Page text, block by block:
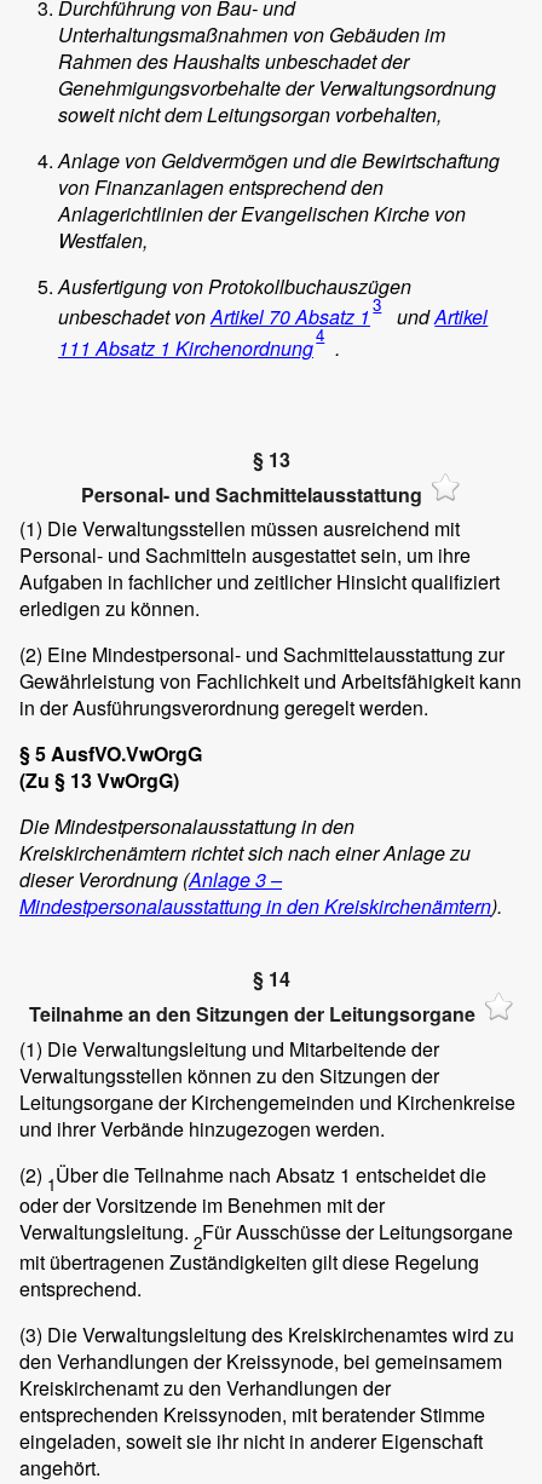
Durchführung von Bau- und
Unterhaltungsmaßnahmen von Gebäuden im
Rahmen des Haushalts unbeschadet der
Genehmigungsvorbehalte der Verwaltungsordnung
soweit nicht dem Leitungsorgan vorbehalten,
Anlage von Geldvermögen und die Bewirtschaftung
von Finanzanlagen entsprechend den
Anlagerichtlinien der Evangelischen Kirche von
Westfalen,
Ausfertigung von Protokollbuchauszügen
unbeschadet vonArtikel 70 Absatz 1 3 undArtikel
111 Absatz 1 Kirchenordnung4 .
§ 13
Personal- und Sachmittelausstattung
(1) Die Verwaltungsstellen müssen ausreichend mit
Personal- und Sachmitteln ausgestattet sein, um ihre
Aufgaben in fachlicher und zeitlicher Hinsicht qualifiziert
erledigen zu können.
(2) Eine Mindestpersonal- und Sachmittelausstattung zur
Gewährleistung von Fachlichkeit und Arbeitsfähigkeit kann
in der Ausführungsverordnung geregelt werden.
§ 5 AusfVO.VwOrgG
(Zu § 13 VwOrgG)
Die Mindestpersonalausstattung in den
Kreiskirchenämtern richtet sich nach einer Anlage zu
dieser Verordnung (Anlage 3 –
Mindestpersonalausstattung in den Kreiskirchenämtern).
§ 14
Teilnahme an den Sitzungen der Leitungsorgane
(1) Die Verwaltungsleitung und Mitarbeitende der
Verwaltungsstellen können zu den Sitzungen der
Leitungsorgane der Kirchengemeinden und Kirchenkreise
und ihrer Verbände hinzugezogen werden.
(2) 1Über die Teilnahme nach Absatz 1 entscheidet die
oder der Vorsitzende im Benehmen mit der
Verwaltungsleitung. 2Für Ausschüsse der Leitungsorgane
mit übertragenen Zuständigkeiten gilt diese Regelung
entsprechend.
(3) Die Verwaltungsleitung des Kreiskirchenamtes wird zu
den Verhandlungen der Kreissynode, bei gemeinsamem
Kreiskirchenamt zu den Verhandlungen der
entsprechenden Kreissynoden, mit beratender Stimme
eingeladen, soweit sie ihr nicht in anderer Eigenschaft
angehört.